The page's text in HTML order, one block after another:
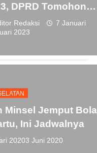
DPRD Tomohon
dan Bimtek
Redaksi
7 Januari
2023
Minsel Jemput Bola
Ini Jadwalnya
20203 Juni 2020